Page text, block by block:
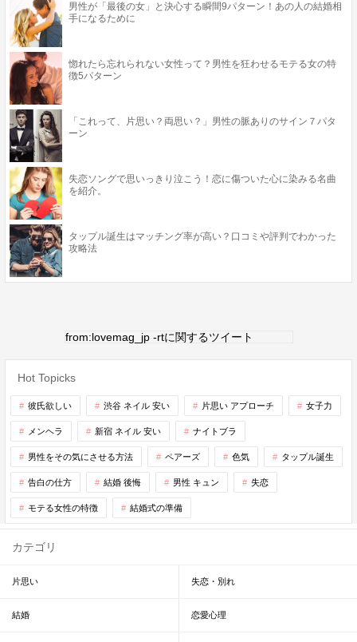
男性が「最後の女」と決心する瞬間9パターン！あの人の結婚相
手になるために
惚れたら忘れられない女性って？男性を狂わせるモテる女の特
徴5パターン
「これって、片思い？両思い？」男性の脈ありのサイン７パタ
ーン
失恋ソングで思いっきり泣こう！恋に傷ついた心に染みる名曲
を紹介。
タップル誕生はマッチング率が高い？口コミや評判でわかった
攻略法
from:lovemag_jp -rtに関するツイート
Hot Topicks
彼氏欲しい 渋谷 ネイル 安い 片思い アプローチ 女子力
メンヘラ 新宿 ネイル 安い ナイトブラ
男性をその気にさせる方法 ペアーズ 色気 タップル誕生
告白の仕方 結婚 後悔 男性 キュン 失恋
モテる女性の特徴 結婚式の準備
カテゴリ
片思い 失恋・別れ
結婚 恋愛心理